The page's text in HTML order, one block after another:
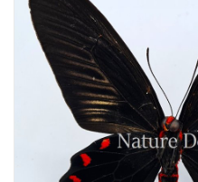
Insecten
Prepareerbenodigdheden
Lijsten & Stolpen
Schedels & skeletten